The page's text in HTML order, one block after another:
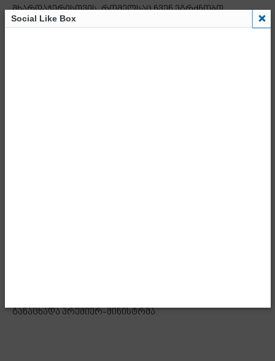
მხარდაჭერისთვის, რომელსაც ჩვენ ვგრძნობთ
თქვენგან, ამას ძალიან აფასებს ქართველი ხალხი.
განაცხადა პრემიერ-მინისტრმა.
Social Like Box